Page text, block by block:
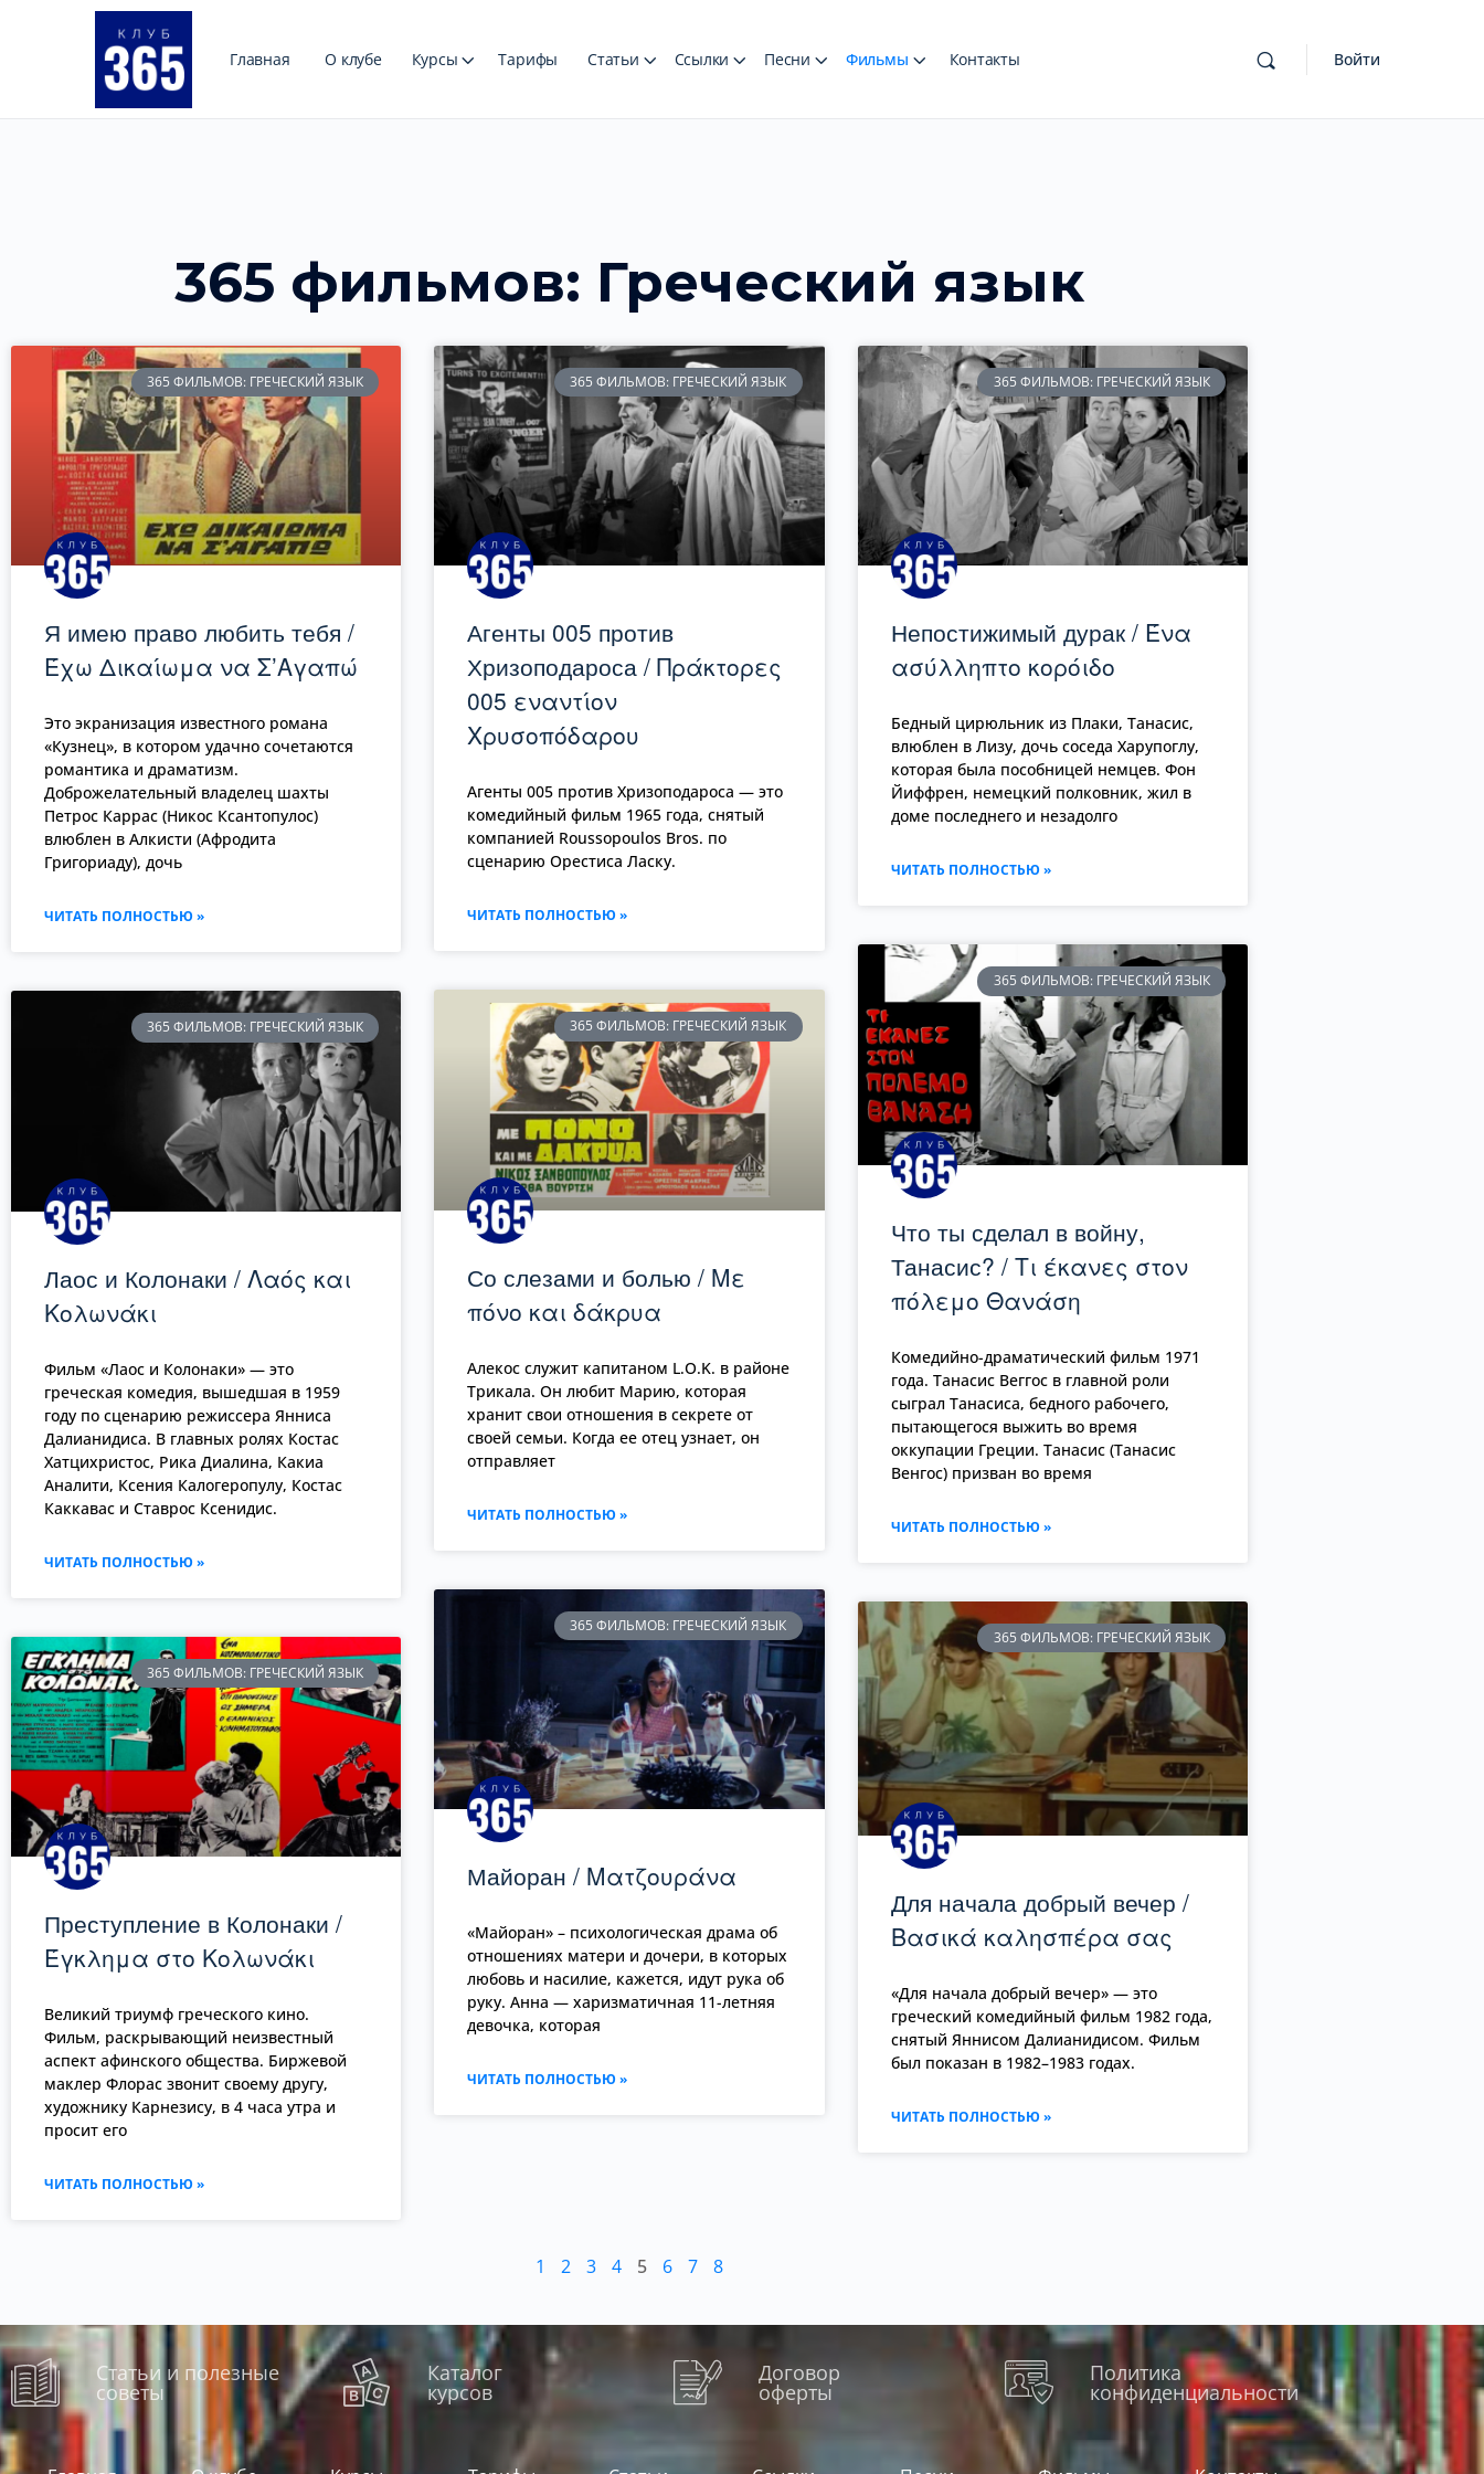
Главная О клубе Курсы Тарифы Статьи Ссылки Песни Фильмы Контакты Войти
365 фильмов: Греческий язык
365 ФИЛЬМОВ: ГРЕЧЕСКИЙ ЯЗЫК
Я имею право любить тебя /
Έχω Δικαίωμα να Σ’Αγαπώ
Это экранизация известного романа
«Кузнец», в котором удачно сочетаются
романтика и драматизм.
Доброжелательный владелец шахты
Петрос Каррас (Никос Ксантопулос)
влюблен в Алкисти (Афродита
Григориаду), дочь
ЧИТАТЬ ПОЛНОСТЬЮ »
365 ФИЛЬМОВ: ГРЕЧЕСКИЙ ЯЗЫК
Агенты 005 против
Хризоподароса / Πράκτορες
005 εναντίον
Χρυσοπόδαρου
Агенты 005 против Хризоподароса — это
комедийный фильм 1965 года, снятый
компанией Roussopoulos Bros. по
сценарию Орестиса Ласку.
ЧИТАТЬ ПОЛНОСТЬЮ »
365 ФИЛЬМОВ: ГРЕЧЕСКИЙ ЯЗЫК
Непостижимый дурак / Ένα
ασύλληπτο κορόιδο
Бедный цирюльник из Плаки, Танасис,
влюблен в Лизу, дочь соседа Харупоглу,
которая была пособницей немцев. Фон
Йиффрен, немецкий полковник, жил в
доме последнего и незадолго
ЧИТАТЬ ПОЛНОСТЬЮ »
365 ФИЛЬМОВ: ГРЕЧЕСКИЙ ЯЗЫК
Лаос и Колонаки / Λαός και
Κολωνάκι
Фильм «Лаос и Колонаки» — это
греческая комедия, вышедшая в 1959
году по сценарию режиссера Янниса
Далианидиса. В главных ролях Костас
Хатцихристос, Рика Диалина, Какиа
Аналити, Ксения Калогеропулу, Костас
Каккавас и Ставрос Ксенидис.
ЧИТАТЬ ПОЛНОСТЬЮ »
365 ФИЛЬМОВ: ГРЕЧЕСКИЙ ЯЗЫК
Со слезами и болью / Με
πόνο και δάκρυα
Алекос служит капитаном L.O.K. в районе
Трикала. Он любит Марию, которая
хранит свои отношения в секрете от
своей семьи. Когда ее отец узнает, он
отправляет
ЧИТАТЬ ПОЛНОСТЬЮ »
365 ФИЛЬМОВ: ГРЕЧЕСКИЙ ЯЗЫК
Что ты сделал в войну,
Танасис? / Τι έκανες στον
πόλεμο Θανάση
Комедийно-драматический фильм 1971
года. Танасис Веггос в главной роли
сыграл Танасиса, бедного рабочего,
пытающегося выжить во время
оккупации Греции. Танасис (Танасис
Венгос) призван во время
ЧИТАТЬ ПОЛНОСТЬЮ »
365 ФИЛЬМОВ: ГРЕЧЕСКИЙ ЯЗЫК
Преступление в Колонаки /
Έγκλημα στο Κολωνάκι
Великий триумф греческого кино.
Фильм, раскрывающий неизвестный
аспект афинского общества. Биржевой
маклер Флорас звонит своему другу,
художнику Карнезису, в 4 часа утра и
просит его
ЧИТАТЬ ПОЛНОСТЬЮ »
365 ФИЛЬМОВ: ГРЕЧЕСКИЙ ЯЗЫК
Майоран / Ματζουράνα
«Майоран» – психологическая драма об
отношениях матери и дочери, в которых
любовь и насилие, кажется, идут рука об
руку. Анна — харизматичная 11-летняя
девочка, которая
ЧИТАТЬ ПОЛНОСТЬЮ »
365 ФИЛЬМОВ: ГРЕЧЕСКИЙ ЯЗЫК
Для начала добрый вечер /
Βασικά καλησπέρα σας
«Для начала добрый вечер» — это
греческий комедийный фильм 1982 года,
снятый Яннисом Далианидисом. Фильм
был показан в 1982–1983 годах.
ЧИТАТЬ ПОЛНОСТЬЮ »
1 2 3 4 5 6 7 8
Статьи и полезные
советы
Каталог
курсов
Договор
оферты
Политика
конфиденциальности